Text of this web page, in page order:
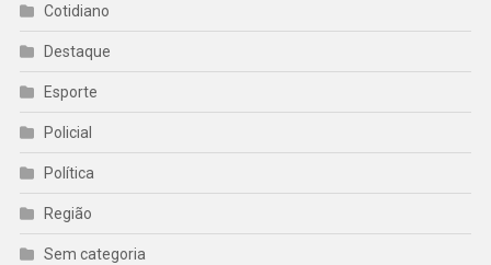
Cotidiano
Destaque
Esporte
Policial
Política
Região
Sem categoria